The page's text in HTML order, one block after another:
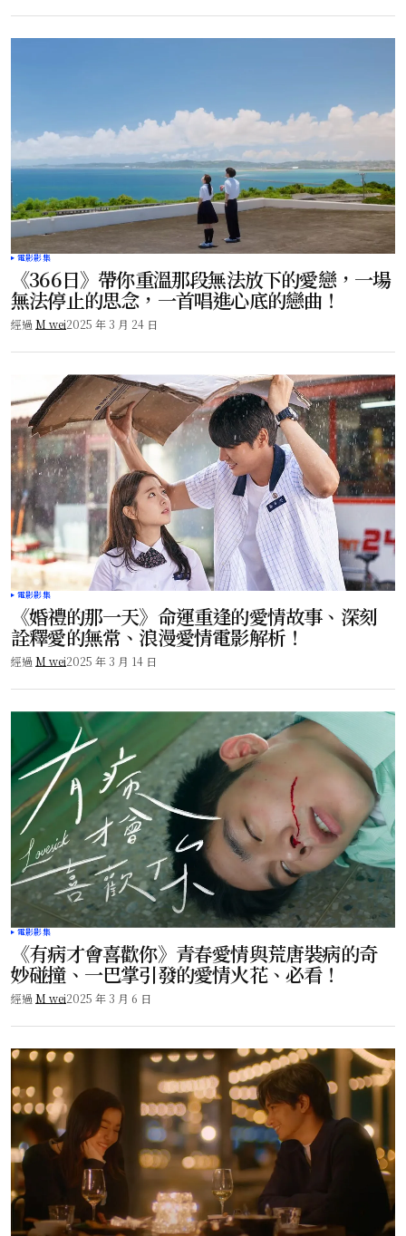
電影影集
《366日》帶你重溫那段無法放下的愛戀，一場
無法停止的思念，一首唱進心底的戀曲！
經過 M wei2025 年 3 月 24 日
電影影集
《婚禮的那一天》命運重逢的愛情故事、深刻
詮釋愛的無常、浪漫愛情電影解析！
經過 M wei2025 年 3 月 14 日
電影影集
《有病才會喜歡你》青春愛情與荒唐裝病的奇
妙碰撞、一巴掌引發的愛情火花、必看！
經過 M wei2025 年 3 月 6 日